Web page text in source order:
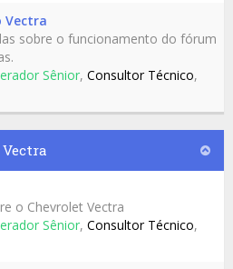
Vectra
sobre o funcionamento do fórum
Sênior, Consultor Técnico,
o Chevrolet Vectra
Sênior, Consultor Técnico,